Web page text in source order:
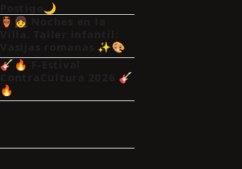
Postigo🌙
🏺👧 Noches en la
Vasijas romanas ✨🎨
🎸🔥 F-Estival
ContraCultura 2026 🎸
🔥